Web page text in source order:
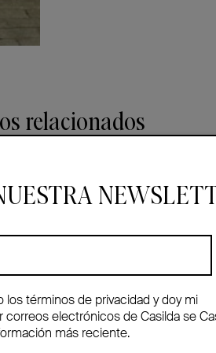
relacionados
los términos de privacidad y doy mi
electrónicos de Casilda se
más reciente.